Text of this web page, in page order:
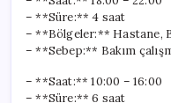
– **Süre:** 4 saat
– **Bölgeler:** Hastane,
– **Sebep:** Bakım
– **Saat:** 10:00 – 16:00
– **Süre:** 6 saat